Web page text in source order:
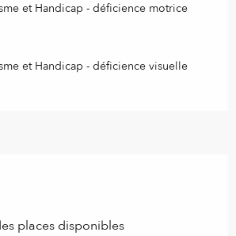
et Handicap - déficience motrice
et Handicap - déficience visuelle
places disponibles